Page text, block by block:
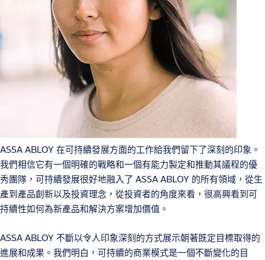
ASSA ABLOY 在可持續發展方面的工作給我們留下了深刻的印象。
我們相信它有一個明確的戰略和一個有能力製定和推動其議程的優
秀團隊，可持續發展很好地融入了 ASSA ABLOY 的所有領域，從生
產到產品創新以及投資理念，從投資者的角度來看，很高興看到可
持續性如何為新產品和解決方案增加價值。
ASSA ABLOY 不斷以令人印象深刻的方式展示朝著既定目標取得的
進展和成果。我們明白，可持續的商業模式是一個不斷變化的目